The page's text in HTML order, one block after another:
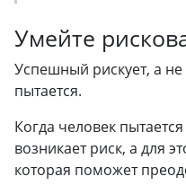
Умейте
Успешный рискует, а
пытается.
Когда человек
возникает риск, а для
которая поможет